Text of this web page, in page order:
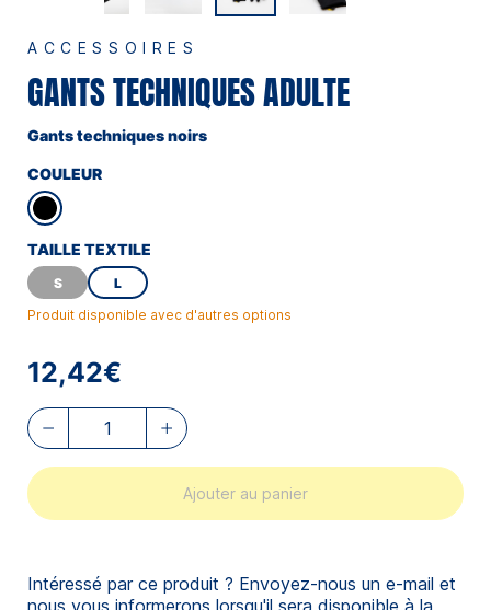
ACCESSOIRES
GANTS TECHNIQUES ADULTE
Gants techniques noirs
COULEUR
TAILLE TEXTILE
S
L
Produit disponible avec d'autres options
12,42€
Ajouter au panier
Intéressé par ce produit ? Envoyez-nous un e-mail et
nous vous informerons lorsqu'il sera disponible à la